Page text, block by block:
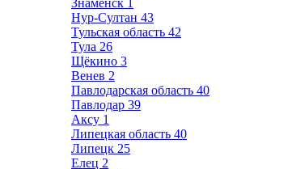
Знаменск 1
Нур-Султан 43
Тульская область 42
Тула 26
Щёкино 3
Венев 2
Павлодарская область 40
Павлодар 39
Аксу 1
Липецкая область 40
Липецк 25
Елец 2